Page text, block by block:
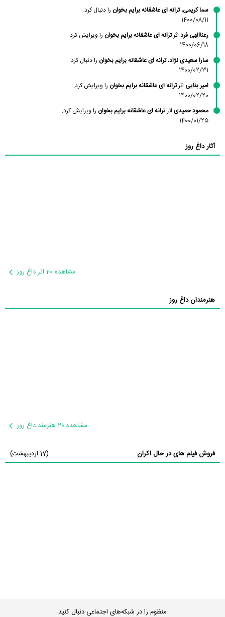
سما کریمی،ترانه ای عاشقانه برایم بخوان را دنبال کرد.
1400/08/11
رعناالهی فرد اثرترانه ای عاشقانه برایم بخوان را ویرایش کرد.
1400/06/18
سارا سعیدی نژاد،ترانه ای عاشقانه برایم بخوان را دنبال کرد.
1400/02/31
امیر بنایی اثرترانه ای عاشقانه برایم بخوان را ویرایش کرد.
1400/02/20
محمود حمیدی اثرترانه ای عاشقانه برایم بخوان را ویرایش کرد.
1400/01/25
آثار داغ روز
مشاهده 20 اثر داغ روز
هنرمندان داغ روز
مشاهده 20 هنرمند داغ روز
فروش فیلم های در حال اکران (17 اردیبهشت)
منظوم را در شبکه‌های اجتماعی دنبال کنید